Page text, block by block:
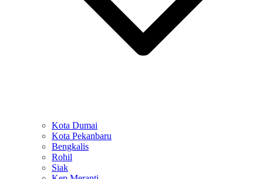
Kota Dumai
Kota Pekanbaru
Bengkalis
Rohil
Siak